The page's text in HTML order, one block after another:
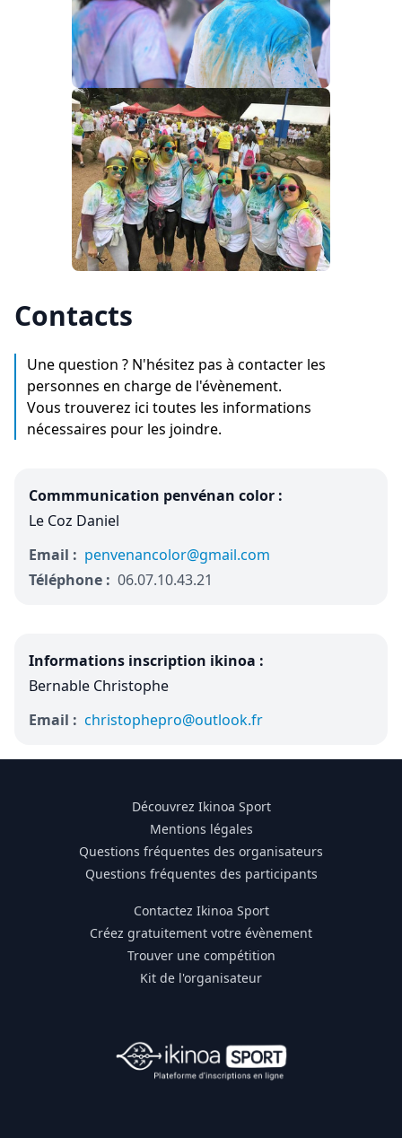
Contacts
Une question ? N'hésitez pas à contacter les
personnes en charge de l'évènement.
Vous trouverez ici toutes les informations
nécessaires pour les joindre.
Commmunication penvénan color :
Le Coz Daniel
Email : penvenancolor@gmail.com
Téléphone : 06.07.10.43.21
Informations inscription ikinoa :
Bernable Christophe
Email : christophepro@outlook.fr
Découvrez Ikinoa Sport
Mentions légales
Questions fréquentes des organisateurs
Questions fréquentes des participants
Contactez Ikinoa Sport
Créez gratuitement votre évènement
Trouver une compétition
Kit de l'organisateur